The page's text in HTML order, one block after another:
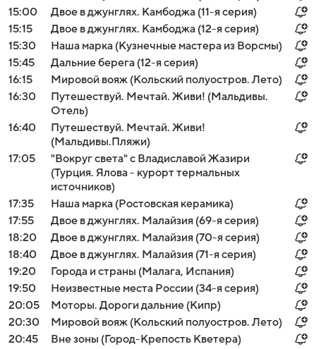
15:00
Двое в джунглях. Камбоджа (11-я серия)
15:15
Двое в джунглях. Камбоджа (12-я серия)
15:30
Наша марка (Кузнечные мастера из Ворсмы)
15:45
Дальние берега (12-я серия)
16:15
Мировой вояж (Кольский полуостров. Лето)
16:30
Путешествуй. Мечтай. Живи! (Мальдивы.
Отель)
16:40
Путешествуй. Мечтай. Живи!
(Мальдивы.Пляжи)
17:05
"Вокруг света" с Владиславой Жазири
(Турция. Ялова - курорт термальных
источников)
17:35
Наша марка (Ростовская керамика)
17:55
Двое в джунглях. Малайзия (69-я серия)
18:20
Двое в джунглях. Малайзия (70-я серия)
18:40
Двое в джунглях. Малайзия (71-я серия)
19:20
Города и страны (Малага, Испания)
19:50
Неизвестные места России (34-я серия)
20:05
Моторы. Дороги дальние (Кипр)
20:30
Мировой вояж (Кольский полуостров. Лето)
20:45
Вне зоны (Город-Крепость Кветера)